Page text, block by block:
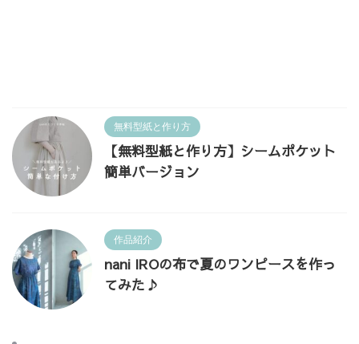
無料型紙と作り方
【無料型紙と作り方】シームポケット
簡単バージョン
作品紹介
nani IROの布で夏のワンピースを作っ
てみた♪